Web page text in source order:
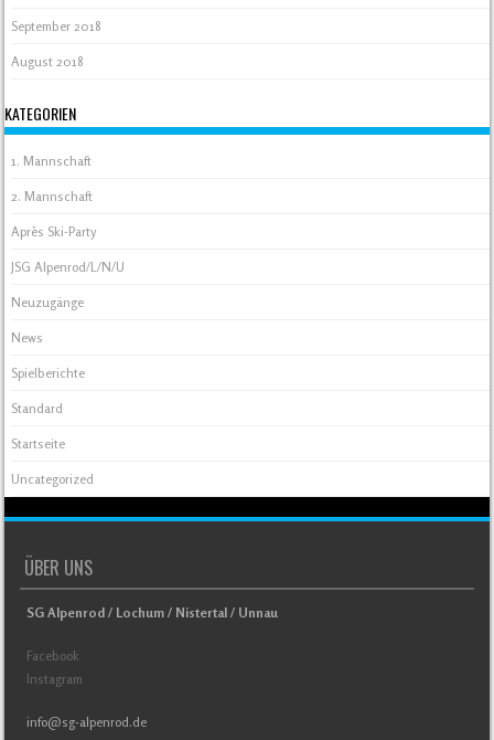
September 2018
August 2018
KATEGORIEN
1. Mannschaft
2. Mannschaft
Après Ski-Party
JSG Alpenrod/L/N/U
Neuzugänge
News
Spielberichte
Standard
Startseite
Uncategorized
ÜBER UNS
SG Alpenrod / Lochum / Nistertal / Unnau
Facebook
Instagram
info@sg-alpenrod.de